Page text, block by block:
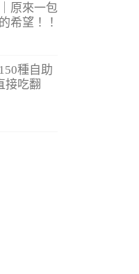
原來一包
希望！！
種自助
接吃翻